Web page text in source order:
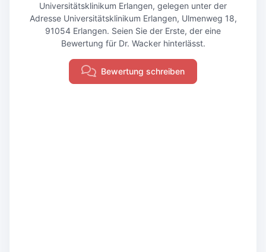
Universitätsklinikum Erlangen, gelegen unter der
Adresse Universitätsklinikum Erlangen, Ulmenweg 18,
91054 Erlangen. Seien Sie der Erste, der eine
Bewertung für Dr. Wacker hinterlässt.
Bewertung schreiben